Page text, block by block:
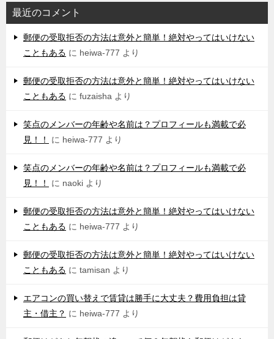
最近のコメント
郵便の受取拒否の方法は意外と簡単！絶対やってはいけない
こともある に heiwa-777 より
郵便の受取拒否の方法は意外と簡単！絶対やってはいけない
こともある に fuzaisha より
笑点のメンバーの年齢や名前は？プロフィールも満載で必
見！！
に heiwa-777 より
笑点のメンバーの年齢や名前は？プロフィールも満載で必
見！！
に naoki より
郵便の受取拒否の方法は意外と簡単！絶対やってはいけない
こともある に heiwa-777 より
郵便の受取拒否の方法は意外と簡単！絶対やってはいけない
こともある に tamisan より
エアコンの買い替えで賃貸は勝手に大丈夫？費用負担は貸
主・借主？ に heiwa-777 より